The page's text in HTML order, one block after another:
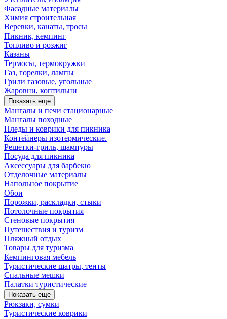
Фасадные материалы
Химия строительная
Веревки, канаты, тросы
Пикник, кемпинг
Топливо и розжиг
Казаны
Термосы, термокружки
Газ, горелки, лампы
Грили газовые, угольные
Жаровни, коптильни
Показать еще
Мангалы и печи стационарные
Мангалы походные
Пледы и коврики для пикника
Контейнеры изотермические.
Решетки-гриль, шампуры
Посуда для пикника
Аксессуары для барбекю
Отделочные материалы
Напольное покрытие
Обои
Порожки, раскладки, стыки
Потолочные покрытия
Стеновые покрытия
Путешествия и туризм
Пляжный отдых
Товары для туризма
Кемпинговая мебель
Туристические шатры, тенты
Спальные мешки
Палатки туристические
Показать еще
Рюкзаки, сумки
Туристические коврики